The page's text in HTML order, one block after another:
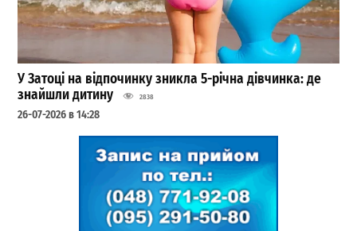
У Затоці на відпочинку зникла 5-річна дівчинка: де
знайшли дитину
2838
26-07-2026 в 14:28